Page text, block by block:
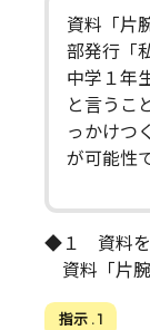
資料「片
部発行「
中学１年
と言うこ
っかけつ
が可能性
◆１ 資料
資料「片腕
指示 . 1